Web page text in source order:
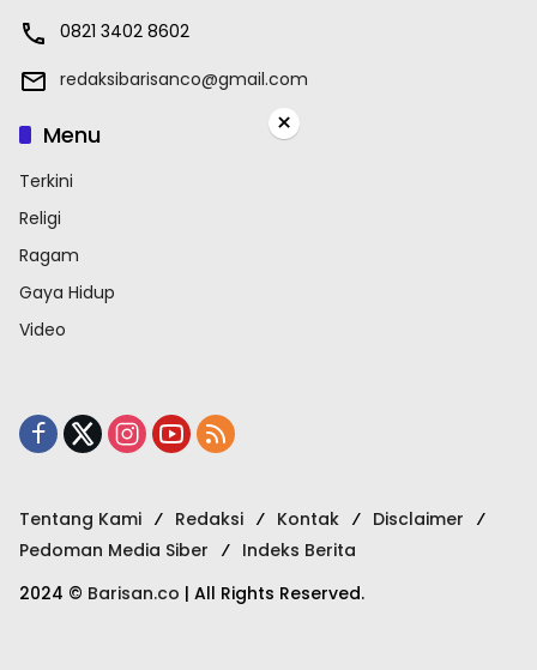
0821 3402 8602
redaksibarisanco@gmail.com
Menu
Terkini
Religi
Ragam
Gaya Hidup
Video
Tentang Kami Redaksi Kontak
Disclaimer
Pedoman Media Siber
Indeks Berita
2024 © Barisan.co | All Rights Reserved.
×